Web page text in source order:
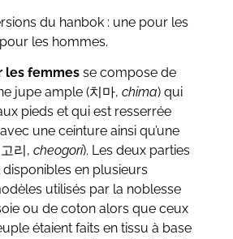
du hanbok : une pour les
les hommes.
les femmesse compose de
jupe ample (치마, chima) qui
pieds et qui est resserrée
une ceinture ainsi qu’une
리, cheogori). Les deux parties
en plusieurs
utilisés par la noblesse
ou de coton alors que ceux
étaient faits en tissu à base